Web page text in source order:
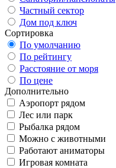
Частный сектор
Дом под ключ
Сортировка
По умолчанию
По рейтингу
Расстояние от моря
По цене
Дополнительно
Аэропорт рядом
Лес или парк
Рыбалка рядом
Можно с животными
Работают аниматоры
Игровая комната